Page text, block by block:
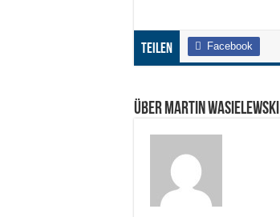
Teilen Facebook
Über Martin Wasielewski